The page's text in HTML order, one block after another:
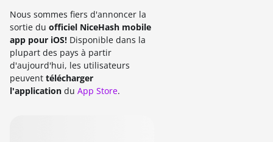
Nous sommes fiers d'annoncer la
sortie du officiel NiceHash mobile
app pour iOS! Disponible dans la
plupart des pays à partir
d'aujourd'hui, les utilisateurs
peuvent télécharger
l'application du App Store.